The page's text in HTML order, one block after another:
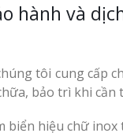
hành và
tôi cung cấp
bảo trì khi cần